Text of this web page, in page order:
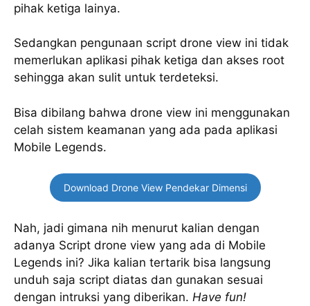
pihak ketiga lainya.
Sedangkan pengunaan script drone view ini tidak
memerlukan aplikasi pihak ketiga dan akses root
sehingga akan sulit untuk terdeteksi.
Bisa dibilang bahwa drone view ini menggunakan
celah sistem keamanan yang ada pada aplikasi
Mobile Legends.
Download Drone View Pendekar Dimensi
Nah, jadi gimana nih menurut kalian dengan
adanya Script drone view yang ada di Mobile
Legends ini? Jika kalian tertarik bisa langsung
unduh saja script diatas dan gunakan sesuai
dengan intruksi yang diberikan. Have fun!